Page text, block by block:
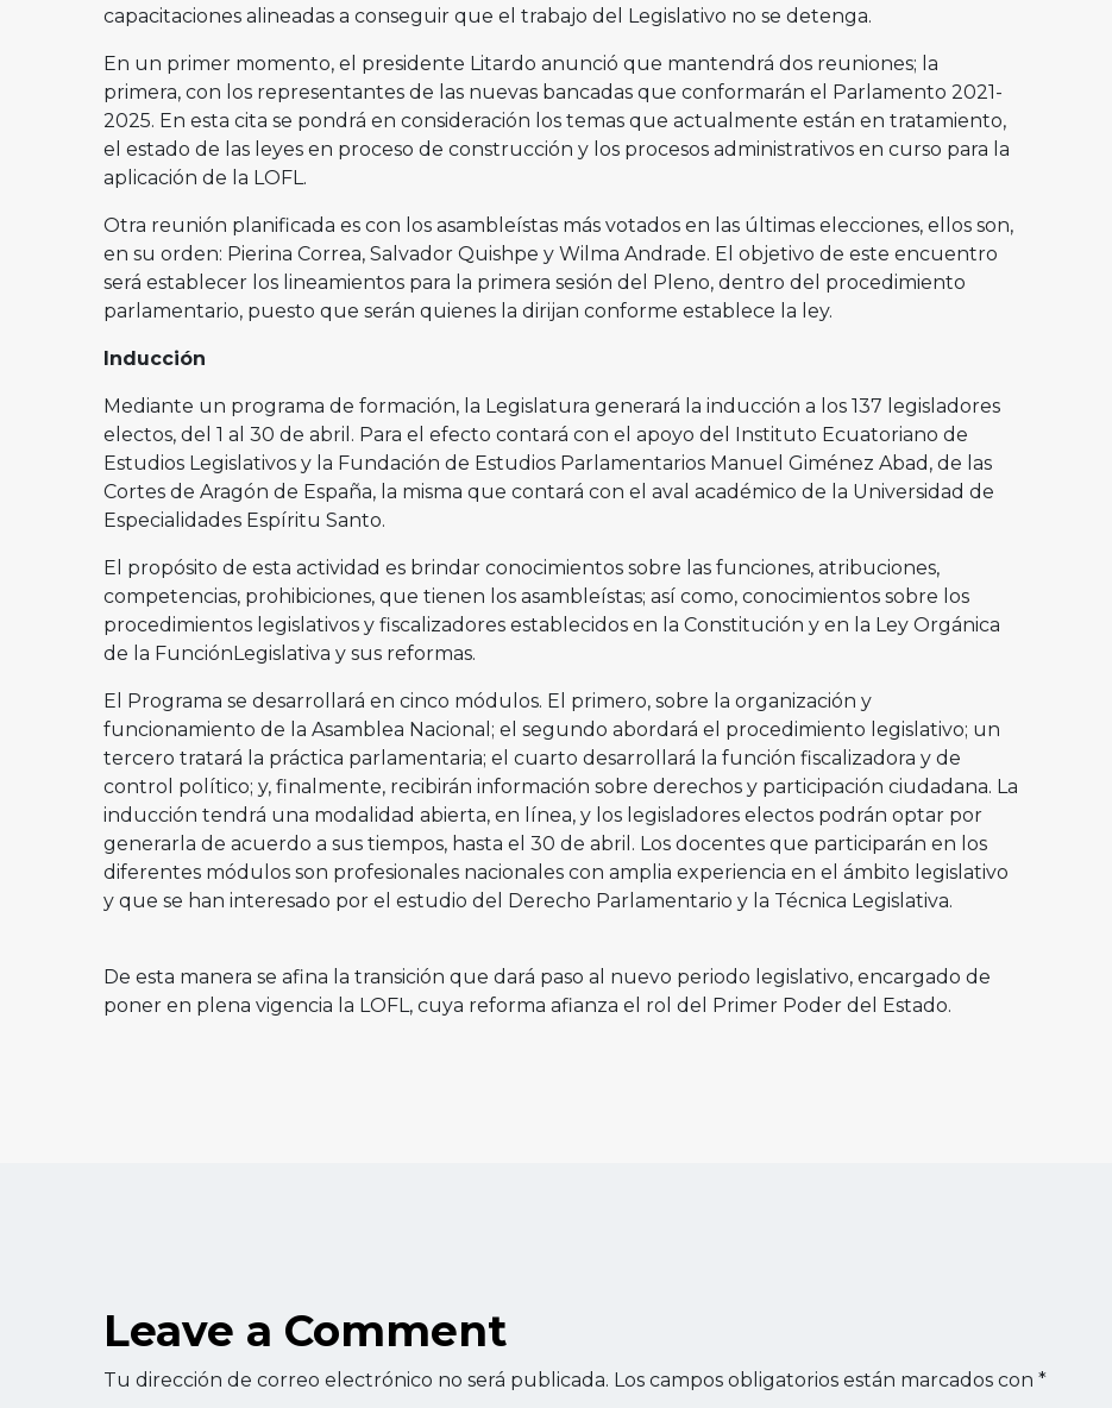
capacitaciones alineadas a conseguir que el trabajo del Legislativo no se detenga.
En un primer momento, el presidente Litardo anunció que mantendrá dos reuniones; la
primera, con los representantes de las nuevas bancadas que conformarán el Parlamento 2021-
2025. En esta cita se pondrá en consideración los temas que actualmente están en tratamiento,
el estado de las leyes en proceso de construcción y los procesos administrativos en curso para la
aplicación de la LOFL.
Otra reunión planificada es con los asambleístas más votados en las últimas elecciones, ellos son,
en su orden: Pierina Correa, Salvador Quishpe y Wilma Andrade. El objetivo de este encuentro
será establecer los lineamientos para la primera sesión del Pleno, dentro del procedimiento
parlamentario, puesto que serán quienes la dirijan conforme establece la ley.
Inducción
Mediante un programa de formación, la Legislatura generará la inducción a los 137 legisladores
electos, del 1 al 30 de abril. Para el efecto contará con el apoyo del Instituto Ecuatoriano de
Estudios Legislativos y la Fundación de Estudios Parlamentarios Manuel Giménez Abad, de las
Cortes de Aragón de España, la misma que contará con el aval académico de la Universidad de
Especialidades Espíritu Santo.
El propósito de esta actividad es brindar conocimientos sobre las funciones, atribuciones,
competencias, prohibiciones, que tienen los asambleístas; así como, conocimientos sobre los
procedimientos legislativos y fiscalizadores establecidos en la Constitución y en la Ley Orgánica
de la FunciónLegislativa y sus reformas.
El Programa se desarrollará en cinco módulos. El primero, sobre la organización y
funcionamiento de la Asamblea Nacional; el segundo abordará el procedimiento legislativo; un
tercero tratará la práctica parlamentaria; el cuarto desarrollará la función fiscalizadora y de
control político; y, finalmente, recibirán información sobre derechos y participación ciudadana. La
inducción tendrá una modalidad abierta, en línea, y los legisladores electos podrán optar por
generarla de acuerdo a sus tiempos, hasta el 30 de abril. Los docentes que participarán en los
diferentes módulos son profesionales nacionales con amplia experiencia en el ámbito legislativo
y que se han interesado por el estudio del Derecho Parlamentario y la Técnica Legislativa.
De esta manera se afina la transición que dará paso al nuevo periodo legislativo, encargado de
poner en plena vigencia la LOFL, cuya reforma afianza el rol del Primer Poder del Estado.
Leave a Comment
Tu dirección de correo electrónico no será publicada. Los campos obligatorios están marcados con *